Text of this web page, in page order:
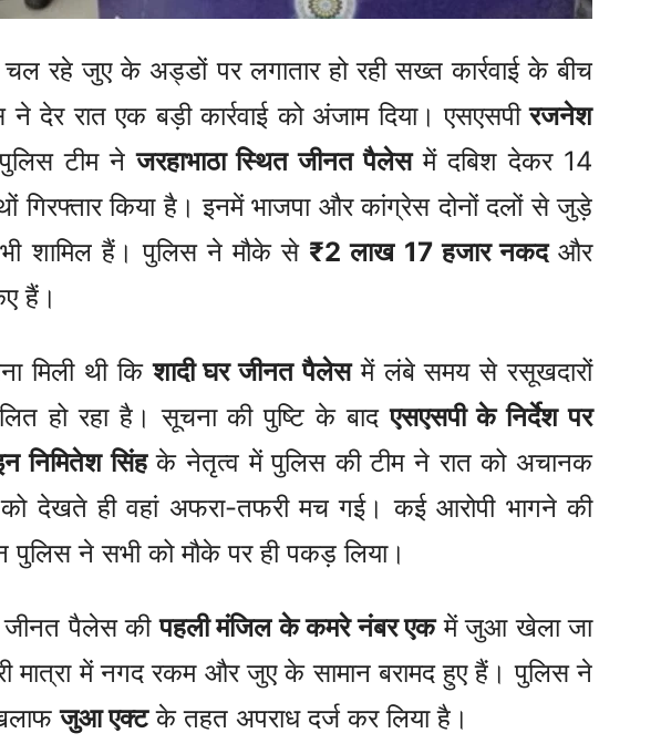
रहे जुए के अड्डों पर लगातार हो रही सख्त कार्रवाई के बीच
देर रात एक बड़ी कार्रवाई को अंजाम दिया। एसएसपीरजनेश
टीम नेजरहाभाठा स्थित जीनत पैलेसमें दबिश देकर 14
गिरफ्तार किया है। इनमें भाजपा और कांग्रेस दोनों दलों से जुड़े
शामिल हैं। पुलिस ने मौके से ₹2 लाख 17 हजार नकदऔर
हैं।
मिली थी किशादी घर जीनत पैलेसमें लंबे समय से रसूखदारों
हो रहा है। सूचना की पुष्टि के बादएसएसपी के निर्देश पर
निमितेश सिंहके नेतृत्व में पुलिस की टीम ने रात को अचानक
को देखते ही वहां अफरा-तफरी मच गई। कई आरोपी भागने की
ने सभी को मौके पर ही पकड़ लिया।
जीनत पैलेस कीपहली मंजिल के कमरे नंबर एकमें जुआ खेला जा
मात्रा में नगद रकम और जुए के सामान बरामद हुए हैं। पुलिस ने
जुआ एक्टके तहत अपराध दर्ज कर लिया है।